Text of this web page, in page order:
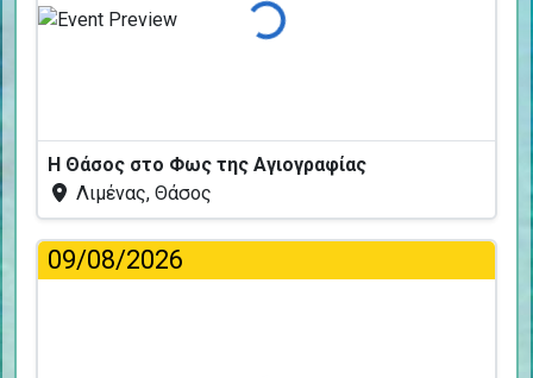
Φόρτωση...
Η Θάσος στο Φως της Αγιογραφίας
Λιμένας, Θάσος
09/08/2026